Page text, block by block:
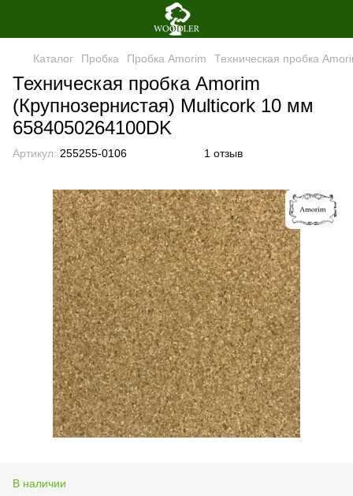
Каталог Пробка Пробка Amorim Техническая пробка
Техническая пробка Amorim
(Крупнозернистая) Multicork 10 мм
6584050264100DK
Артикул: 255255-0106 1 отзыв
В наличии